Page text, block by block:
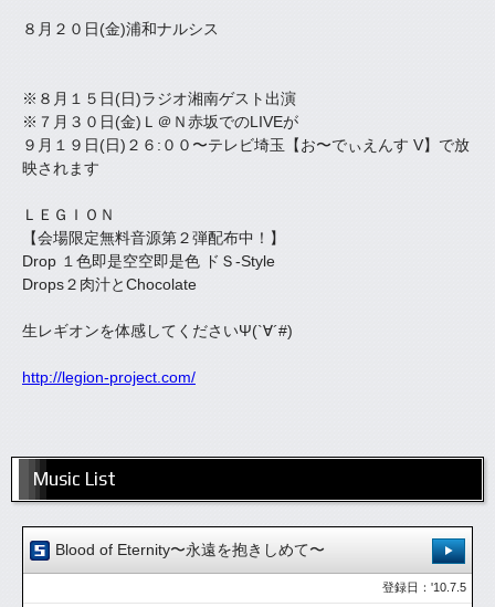
８月２０日(金)浦和ナルシス
※８月１５日(日)ラジオ湘南ゲスト出演
※７月３０日(金)Ｌ＠Ｎ赤坂でのLIVEが
９月１９日(日)２６:００〜テレビ埼玉【お〜でぃえんす V】で放
映されます
ＬＥＧＩＯＮ
【会場限定無料音源第２弾配布中！】
Drop １色即是空空即是色 ドＳ-Style
Drops２肉汁とChocolate
生レギオンを体感してくださいΨ(`∀´#)
http://legion-project.com/
Music List
Blood of Eternity〜永遠を抱きしめて〜
登録日：'10.7.5